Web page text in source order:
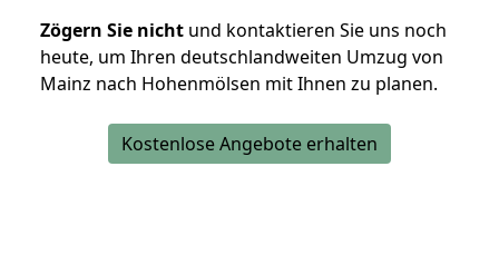
Zögern Sie nicht und kontaktieren Sie uns noch
heute, um Ihren deutschlandweiten Umzug von
Mainz nach Hohenmölsen mit Ihnen zu planen.
Kostenlose Angebote erhalten